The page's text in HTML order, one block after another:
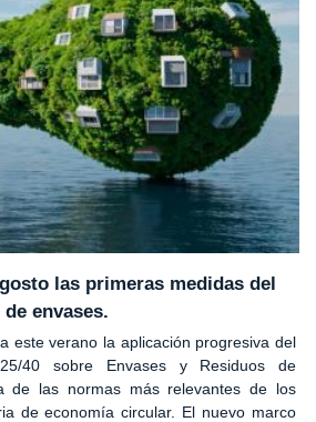
las primeras medidas del
envases.
este verano la aplicación progresiva del
40 sobre Envases y Residuos de
de las normas más relevantes de los
de economía circular. El nuevo marco